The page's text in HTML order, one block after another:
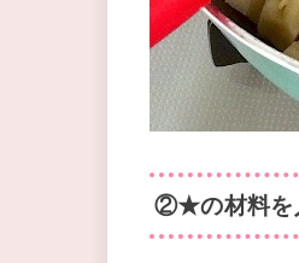
②★の材料を